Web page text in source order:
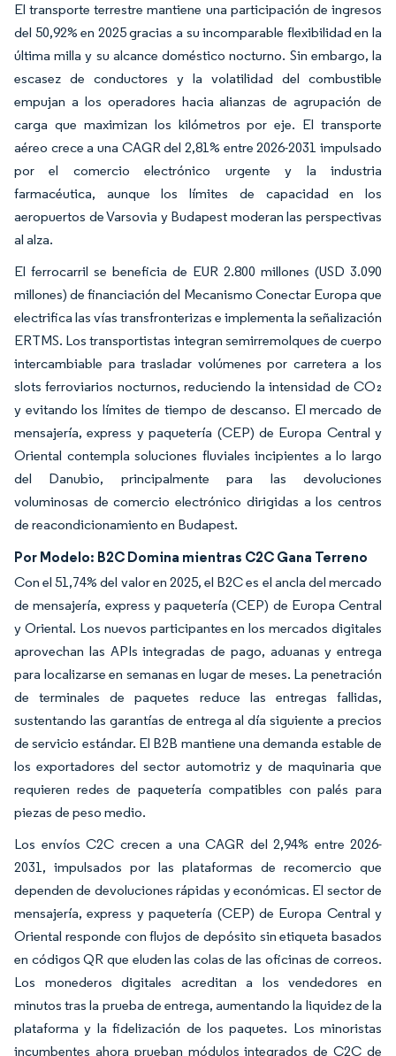
El transporte terrestre mantiene una participación de ingresos
del 50,92% en 2025 gracias a su incomparable flexibilidad en la
última milla y su alcance doméstico nocturno. Sin embargo, la
escasez de conductores y la volatilidad del combustible
empujan a los operadores hacia alianzas de agrupación de
carga que maximizan los kilómetros por eje. El transporte
aéreo crece a una CAGR del 2,81% entre 2026-2031 impulsado
por el comercio electrónico urgente y la industria
farmacéutica, aunque los límites de capacidad en los
aeropuertos de Varsovia y Budapest moderan las perspectivas
al alza.
El ferrocarril se beneficia de EUR 2.800 millones (USD 3.090
millones) de financiación del Mecanismo Conectar Europa que
electrifica las vías transfronterizas e implementa la señalización
ERTMS. Los transportistas integran semirremolques de cuerpo
intercambiable para trasladar volúmenes por carretera a los
slots ferroviarios nocturnos, reduciendo la intensidad de CO₂
y evitando los límites de tiempo de descanso. El mercado de
mensajería, express y paquetería (CEP) de Europa Central y
Oriental contempla soluciones fluviales incipientes a lo largo
del Danubio, principalmente para las devoluciones
voluminosas de comercio electrónico dirigidas a los centros
de reacondicionamiento en Budapest.
Por Modelo: B2C Domina mientras C2C Gana Terreno
Con el 51,74% del valor en 2025, el B2C es el ancla del mercado
de mensajería, express y paquetería (CEP) de Europa Central
y Oriental. Los nuevos participantes en los mercados digitales
aprovechan las APIs integradas de pago, aduanas y entrega
para localizarse en semanas en lugar de meses. La penetración
de terminales de paquetes reduce las entregas fallidas,
sustentando las garantías de entrega al día siguiente a precios
de servicio estándar. El B2B mantiene una demanda estable de
los exportadores del sector automotriz y de maquinaria que
requieren redes de paquetería compatibles con palés para
piezas de peso medio.
Los envíos C2C crecen a una CAGR del 2,94% entre 2026-
2031, impulsados por las plataformas de recomercio que
dependen de devoluciones rápidas y económicas. El sector de
mensajería, express y paquetería (CEP) de Europa Central y
Oriental responde con flujos de depósito sin etiqueta basados
en códigos QR que eluden las colas de las oficinas de correos.
Los monederos digitales acreditan a los vendedores en
minutos tras la prueba de entrega, aumentando la liquidez de la
plataforma y la fidelización de los paquetes. Los minoristas
incumbentes ahora prueban módulos integrados de C2C de